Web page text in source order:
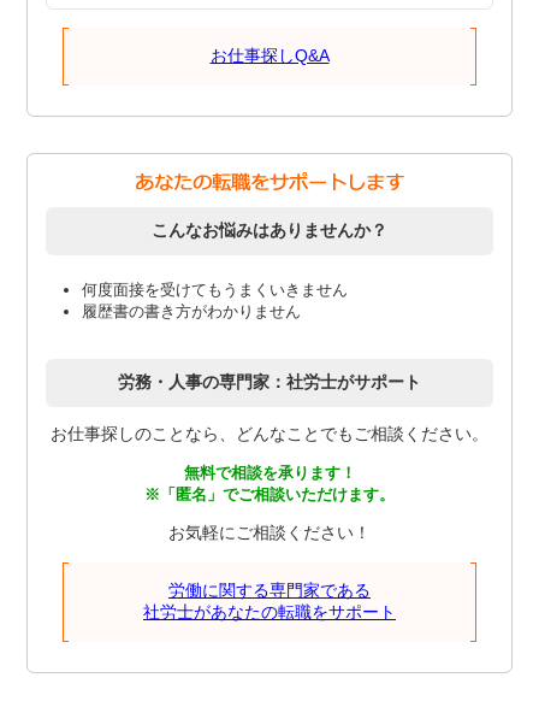
お仕事探しQ&A
こんなお悩みはありませんか？
何度面接を受けてもうまくいきません
履歴書の書き方がわかりません
労務・人事の専門家：社労士がサポート
お仕事探しのことなら、どんなことでもご相談ください。
無料で相談を承ります！
※「匿名」でご相談いただけます。
お気軽にご相談ください！
労働に関する専門家である
社労士があなたの転職をサポート